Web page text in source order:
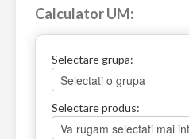
Calculator UM:
Selectare grupa:
Selectare produs: